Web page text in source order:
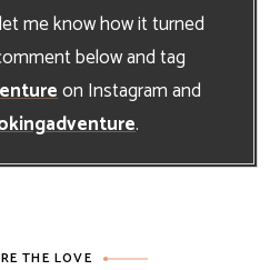
me know how it turned
below and tag
on Instagram and
.
THE LOVE